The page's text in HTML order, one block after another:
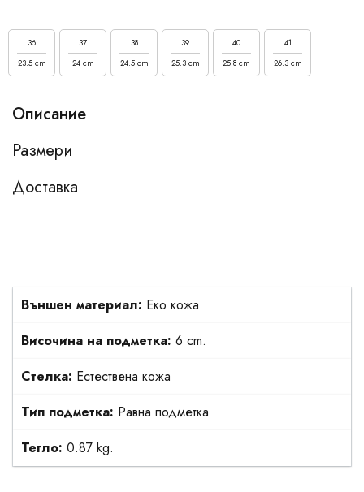
36
23.5 cm
37
24 cm
38
24.5 cm
39
25.3 cm
40
25.8 cm
41
26.3 cm
Описание
Размери
Доставка
Външен материал: Еко кожа
Височина на подметка: 6 cm.
Стелка: Естествена кожа
Тип подметка: Равна подметка
Тегло: 0.87 kg.